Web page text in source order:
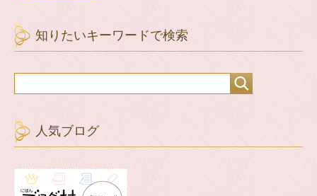
知りたいキーワードで検索
人気ブログ